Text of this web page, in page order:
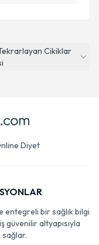
Cikiklar
Diyet
entegreli bir sağlık bilgi
altyapısıyla
sağlar.